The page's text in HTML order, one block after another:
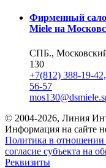
Фирменный
Miele на
СПБ.,
130
+7(812) 388-19-
56-57
© 2004-2026, Линия
Информация на сайте
Политика в отношении
согласие субъекта на
Реквизиты